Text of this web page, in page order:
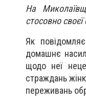
На
стосовно
Як
домашнє
щодо неї
страждань
переживань